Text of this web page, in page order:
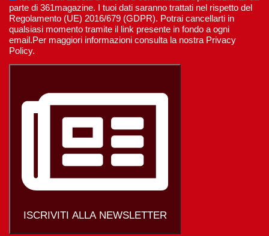
parte di 361magazine. I tuoi dati saranno trattati nel rispetto del
Regolamento (UE) 2016/679 (GDPR). Potrai cancellarti in
qualsiasi momento tramite il link presente in fondo a ogni
email.Per maggiori informazioni consulta la nostra Privacy
Policy.
ISCRIVITI ALLA NEWSLETTER